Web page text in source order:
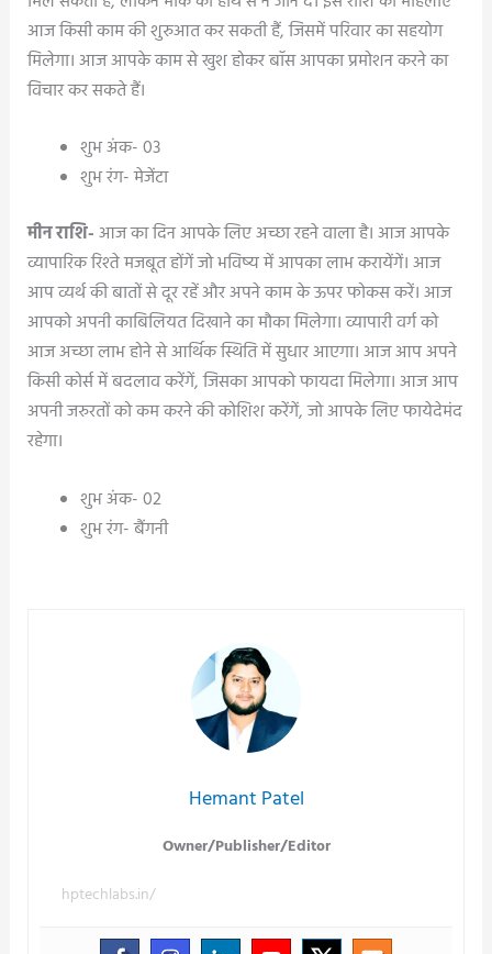
आज किसी काम की शुरुआत कर सकती हैं, जिसमें परिवार का सहयोग
मिलेगा। आज आपके काम से खुश होकर बॉस आपका प्रमोशन करने का
विचार कर सकते हैं।
शुभ अंक- 03
शुभ रंग- मेजेंटा
मीन राशि-आज का दिन आपके लिए अच्छा रहने वाला है। आज आपके
व्यापारिक रिश्ते मजबूत होंगें जो भविष्य में आपका लाभ करायेंगें। आज
आप व्यर्थ की बातों से दूर रहें और अपने काम के ऊपर फोकस करें। आज
आपको अपनी काबिलियत दिखाने का मौका मिलेगा। व्यापारी वर्ग को
आज अच्छा लाभ होने से आर्थिक स्थिति में सुधार आएगा। आज आप अपने
किसी कोर्स में बदलाव करेंगें, जिसका आपको फायदा मिलेगा। आज आप
अपनी जरुरतों को कम करने की कोशिश करेंगें, जो आपके लिए फायेदेमंद
रहेगा।
शुभ अंक- 02
शुभ रंग- बैंगनी
Hemant Patel
Owner/Publisher/Editor
hptechlabs.in/